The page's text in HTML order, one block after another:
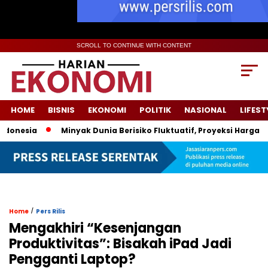
SCROLL TO CONTINUE WITH CONTENT
HOME BISNIS EKONOMI POLITIK NASIONAL
Minyak Dunia Berisiko Fluktuatif, Proyeksi Harga
Home / Pers Rilis
Mengakhiri “Kesenjangan
Produktivitas”: Bisakah iPad Jadi
Pengganti Laptop?